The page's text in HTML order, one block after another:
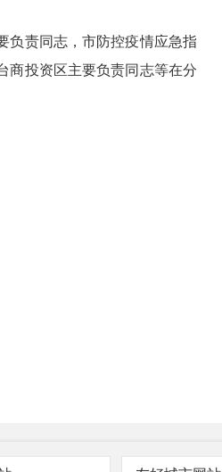
责同志，市防控疫情应急指
商投资区主要负责同志等在分